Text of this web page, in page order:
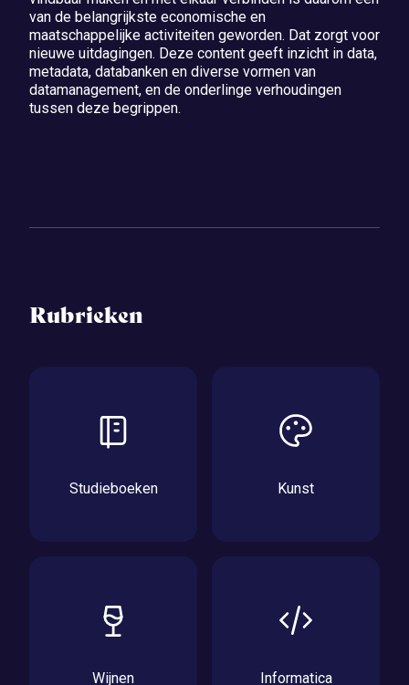
van de belangrijkste economische en
maatschappelijke activiteiten geworden. Dat zorgt voor
nieuwe uitdagingen. Deze content geeft inzicht in data,
metadata, databanken en diverse vormen van
datamanagement, en de onderlinge verhoudingen
tussen deze begrippen.
Rubrieken
Studieboeken Kunst
Wijnen Informatica